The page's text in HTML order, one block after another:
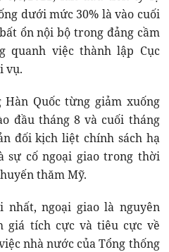
dưới mức 30% là vào cuối
ổn nội bộ trong đảng cầm
quanh việc thành lập Cục
vụ.
Quốc từng giảm xuống
đầu tháng 8 và cuối tháng
đối kịch liệt chính sách hạ
sự cố ngoại giao trong thời
thăm Mỹ.
nhất, ngoại giao là nguyên
giá tích cực và tiêu cực về
nhà nước của Tổng thống